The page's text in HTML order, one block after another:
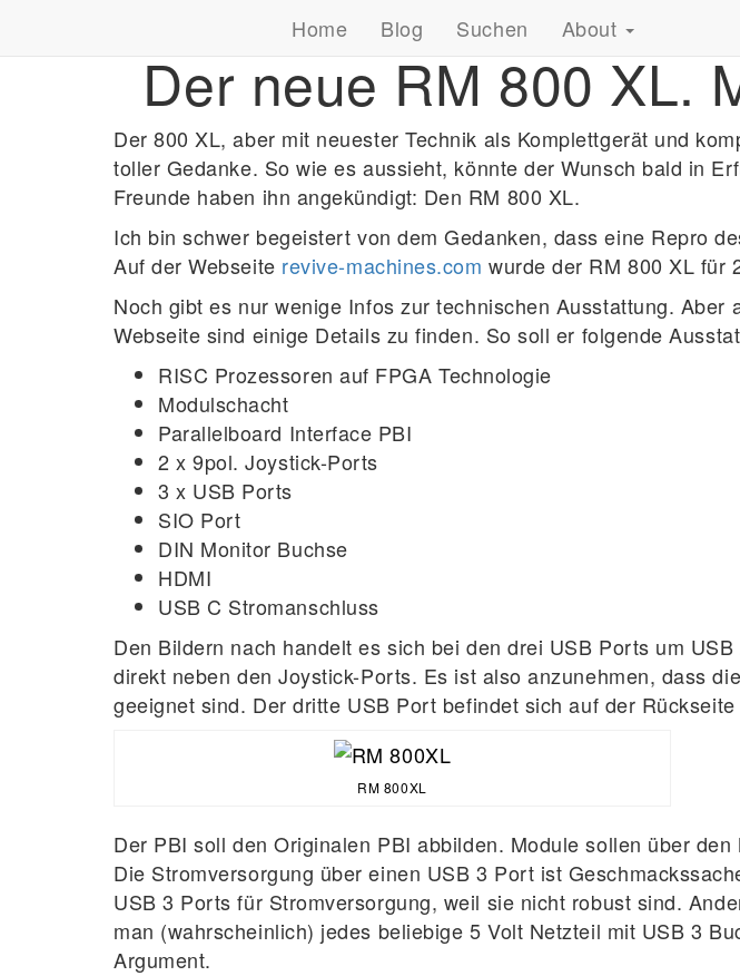
Home Blog Suchen About
Der neue RM 800 XL.
Der 800 XL, aber mit neuester Technik als Komplettgerät und
toller Gedanke. So wie es aussieht, könnte der Wunsch bald in
Freunde haben ihn angekündigt: Den RM 800 XL.
Ich bin schwer begeistert von dem Gedanken, dass eine Repro
Auf der Webseite revive-machines.com wurde der RM 800 XL für
Noch gibt es nur wenige Infos zur technischen Ausstattung. Aber
Webseite sind einige Details zu finden. So soll er folgende
RISC Prozessoren auf FPGA Technologie
Modulschacht
Parallelboard Interface PBI
2 x 9pol. Joystick-Ports
3 x USB Ports
SIO Port
DIN Monitor Buchse
HDMI
USB C Stromanschluss
Den Bildern nach handelt es sich bei den drei USB Ports um
direkt neben den Joystick-Ports. Es ist also anzunehmen, dass
geeignet sind. Der dritte USB Port befindet sich auf der
RM 800XL
Der PBI soll den Originalen PBI abbilden. Module sollen über
Die Stromversorgung über einen USB 3 Port ist
USB 3 Ports für Stromversorgung, weil sie nicht robust sind.
man (wahrscheinlich) jedes beliebige 5 Volt Netzteil mit USB 3
Argument.